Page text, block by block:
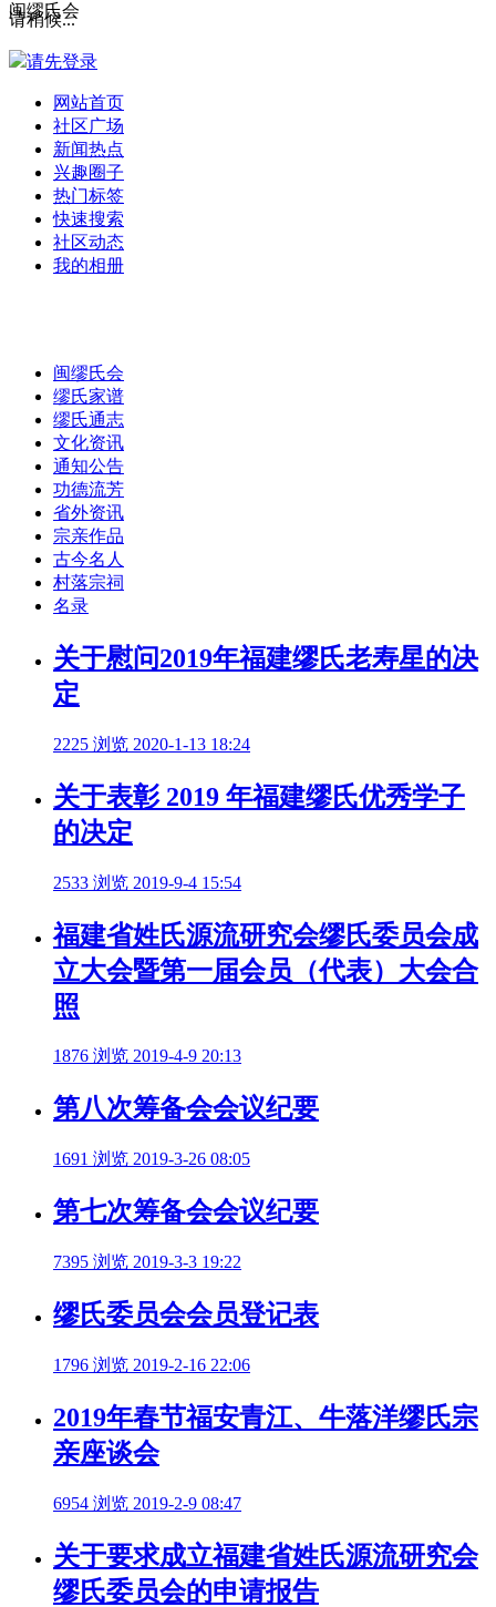
请稍候...
请先登录
网站首页
社区广场
新闻热点
兴趣圈子
热门标签
快速搜索
社区动态
我的相册
闽缪氏会
闽缪氏会
缪氏家谱
缪氏通志
文化资讯
通知公告
功德流芳
省外资讯
宗亲作品
古今名人
村落宗祠
名录
关于慰问2019年福建缪氏老寿星的决
定
2225 浏览 2020-1-13 18:24
关于表彰 2019 年福建缪氏优秀学子
的决定
2533 浏览 2019-9-4 15:54
福建省姓氏源流研究会缪氏委员会成
立大会暨第一届会员（代表）大会合
照
1876 浏览 2019-4-9 20:13
第八次筹备会会议纪要
1691 浏览 2019-3-26 08:05
第七次筹备会会议纪要
7395 浏览 2019-3-3 19:22
缪氏委员会会员登记表
1796 浏览 2019-2-16 22:06
2019年春节福安青江、牛落洋缪氏宗
亲座谈会
6954 浏览 2019-2-9 08:47
关于要求成立福建省姓氏源流研究会
缪氏委员会的申请报告